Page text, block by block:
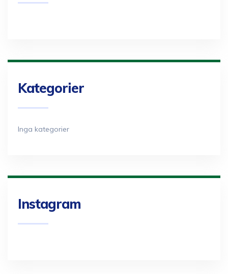
Kategorier
Inga kategorier
Instagram